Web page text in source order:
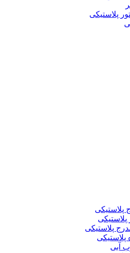
پلاستیکی
پلاستیکی
پلاستیکی
پلاستیکی
پلاستیکی
آبی